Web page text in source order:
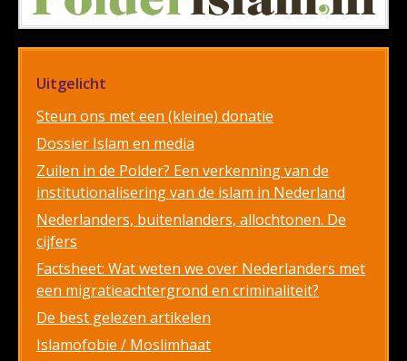
Uitgelicht
Steun ons met een (kleine) donatie
Dossier Islam en media
Zuilen in de Polder? Een verkenning van de
institutionalisering van de islam in Nederland
Nederlanders, buitenlanders, allochtonen. De
cijfers
Factsheet: Wat weten we over Nederlanders met
een migratieachtergrond en criminaliteit?
De best gelezen artikelen
Islamofobie / Moslimhaat